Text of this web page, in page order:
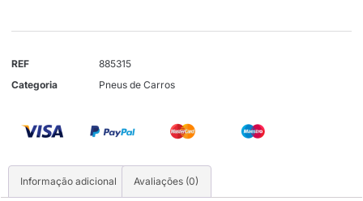
REF
885315
Categoria
Pneus de Carros
Informação adicional Avaliações (0)